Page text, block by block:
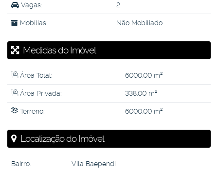
Vagas: 2
Mobílias: Não Mobiliado
Medidas do Imóvel
Área Total: 6000.00 m²
Área Privada: 338.00 m²
Terreno: 6000.00 m²
Localização do Imóvel
Bairro: Vila Baependi